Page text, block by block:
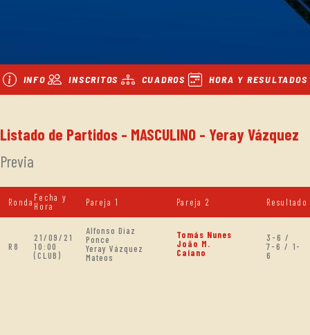
INFO INSCRITOS CUADROS HORA Y RESULTADOS
Listado de Partidos - MASCULINO - Yeray Vázquez
Previa
Ronda Fecha y
Hora
Pareja 1 Pareja 2 Resultado
R8
21/09/21
10:00
(CLUB)
Alfonso Diaz
Ponce
Yeray Vázquez
Mateos
Tomás Nunes
João M.
Caiano
3-6 /
7-6 / 1-
6